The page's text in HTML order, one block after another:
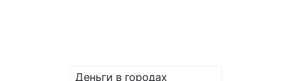
Деньги в городах